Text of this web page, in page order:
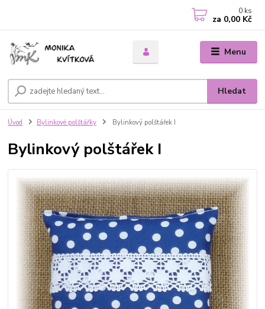
Menu
Hledat
0 ks
za 0,00 Kč
Úvod Bylinkové polštářky Bylinkový polštářek I
Bylinkový polštářek I